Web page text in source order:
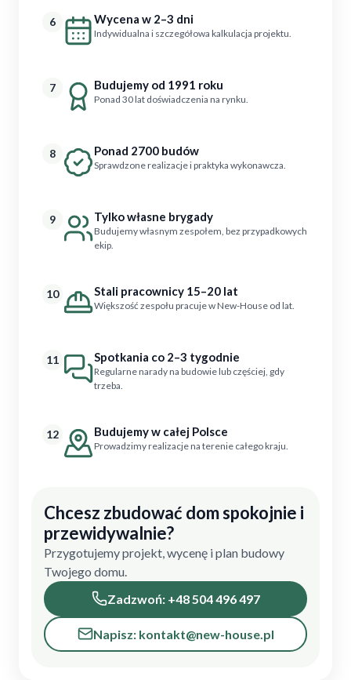
6 Wycena w 2–3 dni
Indywidualna i szczegółowa kalkulacja projektu.
7 Budujemy od 1991 roku
Ponad 30 lat doświadczenia na rynku.
8 Ponad 2700 budów
Sprawdzone realizacje i praktyka wykonawcza.
9 Tylko własne brygady
Budujemy własnym zespołem, bez przypadkowych
ekip.
10 Stali pracownicy 15–20 lat
Większość zespołu pracuje w New-House od lat.
11 Spotkania co 2–3 tygodnie
Regularne narady na budowie lub częściej, gdy
trzeba.
12 Budujemy w całej Polsce
Prowadzimy realizacje na terenie całego kraju.
Chcesz zbudować dom spokojnie i
przewidywalnie?
Przygotujemy projekt, wycenę i plan budowy
Twojego domu.
Zadzwoń: +48 504 496 497
Napisz: kontakt@new-house.pl